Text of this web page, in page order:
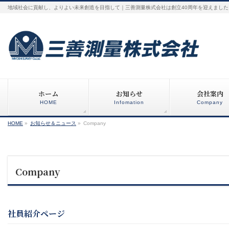
地域社会に貢献し、よりよい未来創造を目指して｜三善測量株式会社は創立40周年を迎えました
ホーム
HOME
お知らせ
Infomation
会社案内
Company
HOME » お知らせ＆ニュース » Company
Company
社員紹介ページ